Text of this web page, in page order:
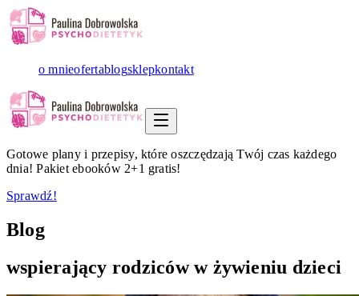
o mnieofertablogsklepkontakt
Gotowe plany i przepisy, które oszczędzają Twój czas każdego
dnia! Pakiet ebooków 2+1 gratis!
Sprawdź!
Blog
wspierający rodziców w żywieniu dzieci